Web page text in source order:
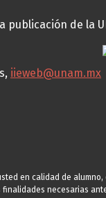
de la
iieweb@unam.mx
en calidad de
necesarias